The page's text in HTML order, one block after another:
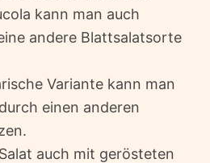
kann man auch
andere Blattsalatsorte
Variante kann man
einen anderen
auch mit gerösteten